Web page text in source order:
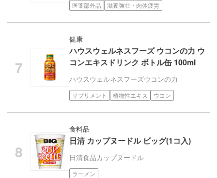
医薬部外品 滋養強壮・肉体疲労
健康
ハウスウェルネスフーズ ウコンの力 ウ
コンエキスドリンク ボトル缶 100ml
ハウスウェルネスフーズウコンの力
サプリメント 植物性エキス ウコン
食料品
日清 カップヌードル ビッグ(1コ入)
日清食品カップヌードル
ラーメン